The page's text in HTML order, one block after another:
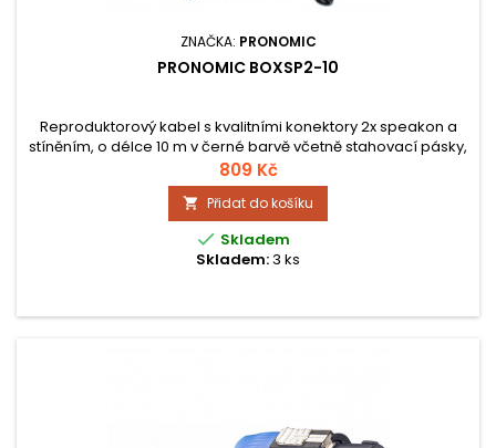
ZNAČKA: PRONOMIC
PRONOMIC BOXSP2-10
Reproduktorový kabel s kvalitními konektory 2x speakon a
stíněním, o délce 10 m v černé barvě včetně stahovací pásky,
průřez jádra 2x 2,5 mm²
809 Kč
 Přidat do košíku
 Skladem
Skladem:3 ks